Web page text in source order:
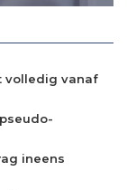
volledig vanaf
ineens